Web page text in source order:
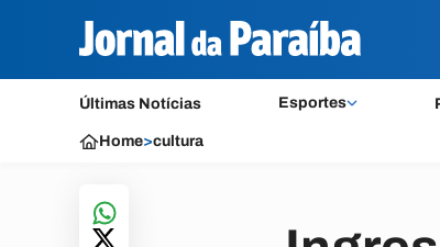
Últimas Notícias Esportes
Home>cultura